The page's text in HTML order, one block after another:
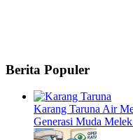
Berita Populer
Karang Taruna Air
Generasi Muda